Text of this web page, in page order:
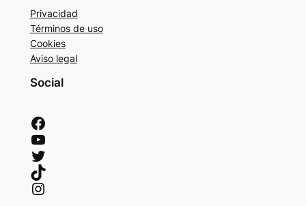
Privacidad
Términos de uso
Cookies
Aviso legal
Social
Facebook
YouTube
Twitter
TikTok
Instagram